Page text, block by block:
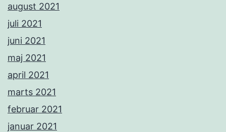
august 2021
juli 2021
juni 2021
maj 2021
april 2021
marts 2021
februar 2021
januar 2021